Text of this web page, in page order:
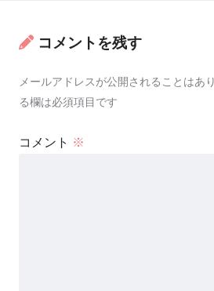
コメントを残す
メールアドレスが公開されることはあ
る欄は必須項目です
コメント ※